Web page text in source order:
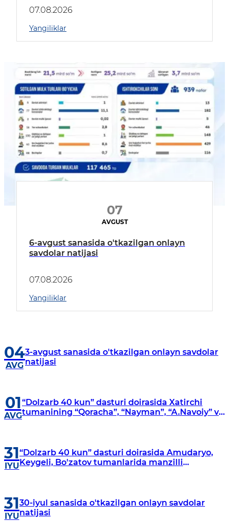
07.08.2026
Yangiliklar
07
AVGUST
6-avgust sanasida o'tkazilgan onlayn
savdolar natijasi
07.08.2026
Yangiliklar
04
AVG
3-avgust sanasida o'tkazilgan onlayn savdolar
natijasi
01
AVG
“Dolzarb 40 kun” dasturi doirasida Xatirchi
tumanining “Qoracha”, “Nayman”, “A.Navoiy” va
31
IYU
“Dolzarb 40 kun” dasturi doirasida Amudaryo,
Keygeli, Bo'zatov tumanlarida manzilli
31
IYU
30-iyul sanasida o'tkazilgan onlayn savdolar
natijasi